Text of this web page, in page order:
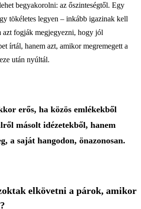
begyakorolni: az őszinteségtől. Egy
tökéletes legyen – inkább igazinak kell
azt fogják megjegyezni, hogy jól
írtál, hanem azt, amikor megremegett a
után nyúltál.
erős, ha közös emlékekből
másolt idézetekből, hanem
a saját hangodon, önazonosan.
elkövetni a párok, amikor